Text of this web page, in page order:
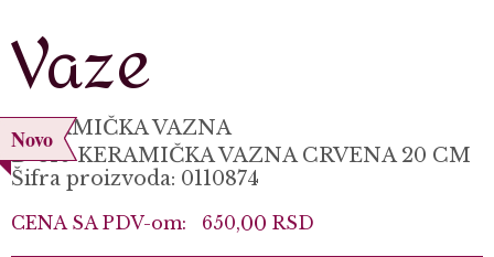
Vaze
Novo
KERAMIČKA VAZNA
D-310 KERAMIČKA VAZNA CRVENA 20 CM
Šifra proizvoda: 0110874
CENA SA PDV-om: 650,00 RSD